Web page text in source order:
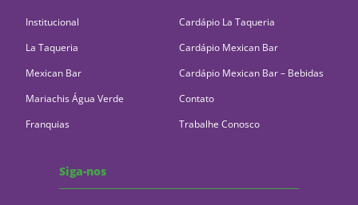
Institucional
La Taqueria
Mexican Bar
Mariachis Água Verde
Franquias
Cardápio La Taqueria
Cardápio Mexican Bar
Cardápio Mexican Bar – Bebidas
Contato
Trabalhe Conosco
Siga-nos